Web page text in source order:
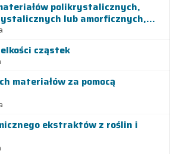
polikrystalicznych,
lub amorficznych,...
cząstek
materiałów za pomocą
ekstraktów z roślin i